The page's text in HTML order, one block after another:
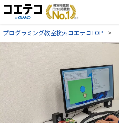
プログラミング教室検索コエテコTOP